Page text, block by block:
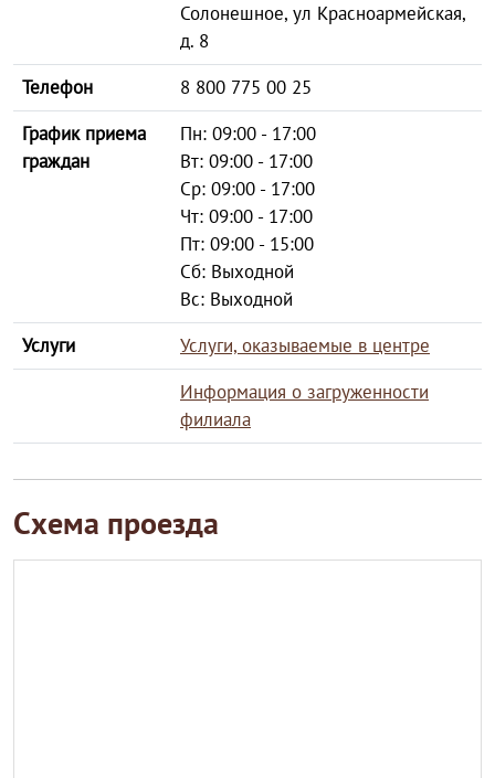
Солонешное, ул Красноармейская,
д. 8
Телефон
8 800 775 00 25
График приема
граждан
Пн: 09:00 - 17:00
Вт: 09:00 - 17:00
Ср: 09:00 - 17:00
Чт: 09:00 - 17:00
Пт: 09:00 - 15:00
Сб: Выходной
Вс: Выходной
Услуги
Услуги, оказываемые в центре
Информация о загруженности
филиала
Схема проезда